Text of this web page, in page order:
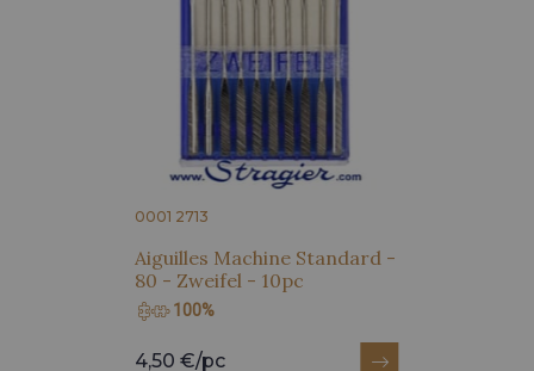
0001 2713
Aiguilles Machine Standard -
80 - Zweifel - 10pc
100%
4,50 €/pc